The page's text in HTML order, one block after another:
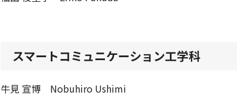
スマートコミュニケーション工学科
牛見 宣博 Nobuhiro Ushimi